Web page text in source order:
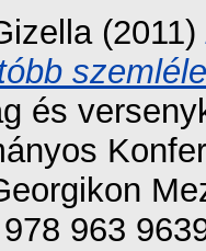
(2011)
és
963